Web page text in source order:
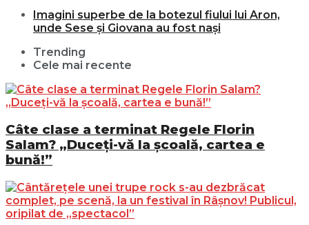
Imagini superbe de la botezul fiului lui Aron,
unde Sese și Giovana au fost nași
Trending
Cele mai recente
Câte clase a terminat Regele Florin
Salam? „Duceți-vă la școală, cartea e
bună!”